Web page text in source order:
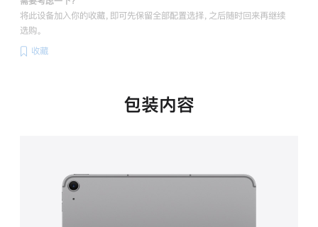
将此设备加入你的收藏，即可先保留全部配置选择，之后随时回来再继续
选购。
收藏
包装内容